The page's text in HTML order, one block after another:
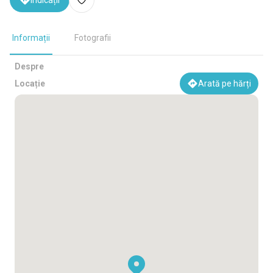
Informații Fotografii
Despre
Locație
Arată pe hărți